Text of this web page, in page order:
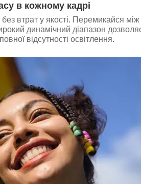
в кожному кадрі
втрат у якості. Перемикайся
динамічний діапазон
відсутності освітлення.